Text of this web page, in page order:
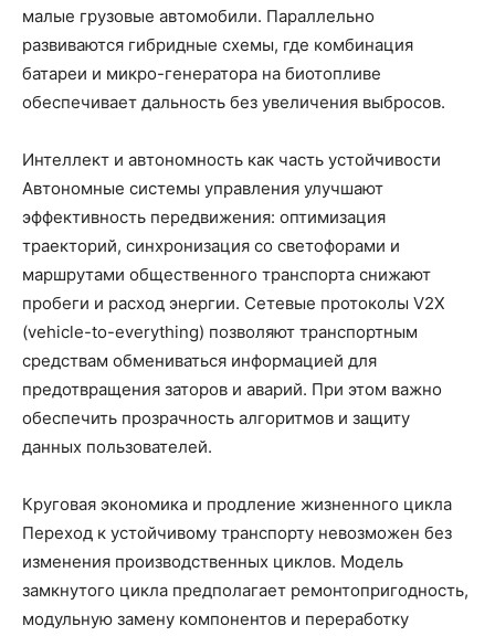
малые грузовые автомобили. Параллельно
развиваются гибридные схемы, где комбинация
батареи и микро-генератора на биотопливе
обеспечивает дальность без увеличения выбросов.
Интеллект и автономность как часть устойчивости
Автономные системы управления улучшают
эффективность передвижения: оптимизация
траекторий, синхронизация со светофорами и
маршрутами общественного транспорта снижают
пробеги и расход энергии. Сетевые протоколы V2X
(vehicle-to-everything) позволяют транспортным
средствам обмениваться информацией для
предотвращения заторов и аварий. При этом важно
обеспечить прозрачность алгоритмов и защиту
данных пользователей.
Круговая экономика и продление жизненного цикла
Переход к устойчивому транспорту невозможен без
изменения производственных циклов. Модель
замкнутого цикла предполагает ремонтопригодность,
модульную замену компонентов и переработку